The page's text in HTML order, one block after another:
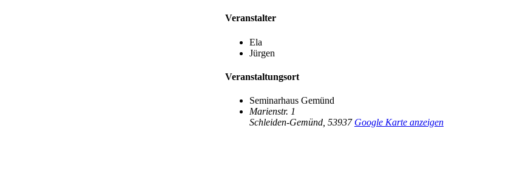
Veranstalter
Ela
Jürgen
Veranstaltungsort
Seminarhaus Gemünd
Marienstr. 1
Schleiden-Gemünd 53937 Google Karte anzeigen